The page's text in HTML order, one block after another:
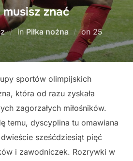
znać
in Piłka nożna on Posted
on
25
sportów olimpijskich
która od razu zyskała
zagorzałych miłośników.
temu, dyscyplina tu omawiana
dwieście sześćdziesiąt pięć
i zawodniczek. Rozrywki w